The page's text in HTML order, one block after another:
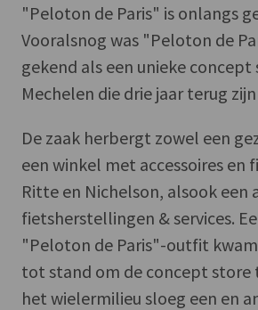
"Peloton de Paris" is onlangs
Vooralsnog was "Peloton de
gekend als een unieke concept
Mechelen die drie jaar terug
De zaak herbergt zowel een
een winkel met accessoires en
Ritte en Nichelson, alsook een
fietsherstellingen & services.
"Peloton de Paris"-outfit
tot stand om de concept store
het wielermilieu sloeg een en